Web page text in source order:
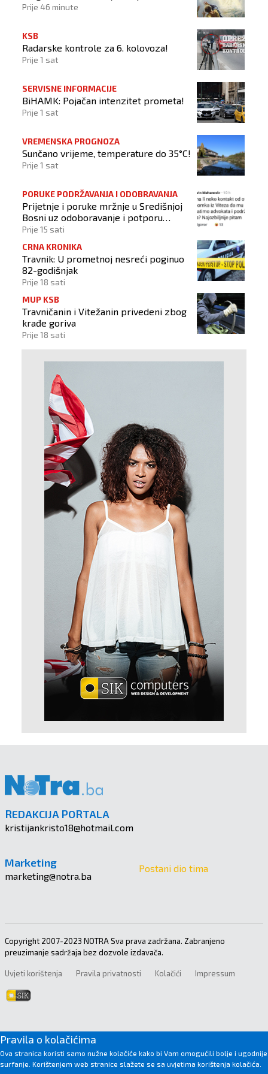
Prije 46 minute
KSB
Radarske kontrole za 6. kolovoza!
Prije 1 sat
SERVISNE INFORMACIJE
BiHAMK: Pojačan intenzitet prometa!
Prije 1 sat
VREMENSKA PROGNOZA
Sunčano vrijeme, temperature do 35°C!
Prije 1 sat
PORUKE PODRŽAVANJA I ODOBRAVANJA
Prijetnje i poruke mržnje u Središnjoj
Bosni uz odoboravanje i potporu
počinitelju
Prije 15 sati
CRNA KRONIKA
Travnik: U prometnoj nesreći poginuo
82-godišnjak
Prije 18 sati
MUP KSB
Travničanin i Vitežanin privedeni zbog
krađe goriva
Prije 18 sati
REDAKCIJA PORTALA
kristijankristo18@hotmail.com
Marketing
marketing@notra.ba
Postani dio tima
Copyright 2007-2023 NOTRA Sva prava zadržana. Zabranjeno
preuzimanje sadržaja bez dozvole izdavača.
Uvjeti korištenja Pravila privatnosti Kolačići Impressum
Pravila o kolačićima
Ova stranica koristi samo nužne kolačiće kako bi Vam omogućili bolje i ugodnije
surfanje. Korištenjem web stranice slažete se sa uvjetima korištenja kolačića.